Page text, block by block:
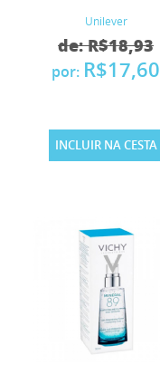
Unilever
de: R$18,93
por: R$17,60
INCLUIR NA CESTA